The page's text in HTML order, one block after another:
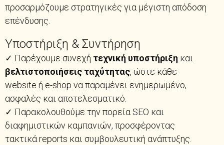
προσαρμόζουμε στρατηγικές για μέγιστη απόδοση
επένδυσης.
Υποστήριξη & Συντήρηση
✓ Παρέχουμε συνεχή τεχνική υποστήριξη και
βελτιστοποιήσεις ταχύτητας, ώστε κάθε
website ή e-shop να παραμένει ενημερωμένο,
ασφαλές και αποτελεσματικό.
✓ Παρακολουθούμε την πορεία SEO και
διαφημιστικών καμπανιών, προσφέροντας
τακτικά reports και συμβουλευτική ανάπτυξης.